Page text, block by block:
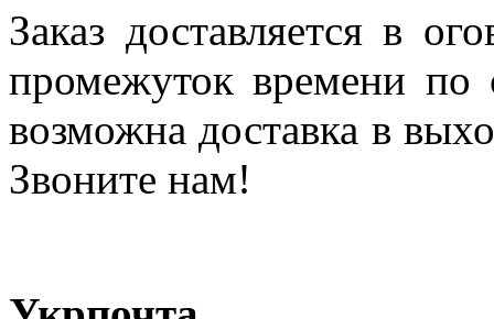
Заказ доставляется в
промежуток времени по
возможна доставка в
Звоните нам!